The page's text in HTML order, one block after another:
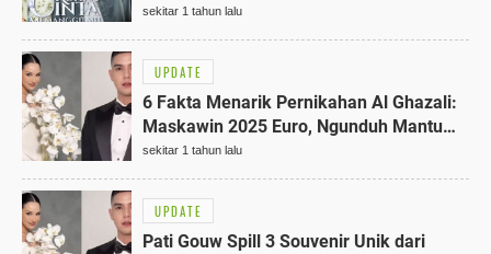
di SCTV, Terungkap Rahasia
Mengejutkan!
sekitar 1 tahun lalu
UPDATE
6 Fakta Menarik Pernikahan Al Ghazali:
Maskawin 2025 Euro, Ngunduh Mantu
Tanpa Maia Estianty
sekitar 1 tahun lalu
UPDATE
Pati Gouw Spill 3 Souvenir Unik dari